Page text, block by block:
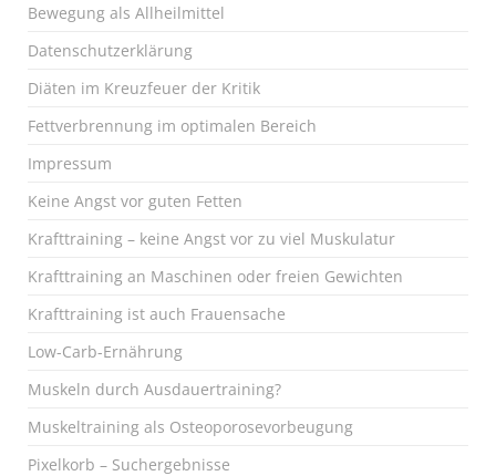
Bewegung als Allheilmittel
Datenschutzerklärung
Diäten im Kreuzfeuer der Kritik
Fettverbrennung im optimalen Bereich
Impressum
Keine Angst vor guten Fetten
Krafttraining – keine Angst vor zu viel Muskulatur
Krafttraining an Maschinen oder freien Gewichten
Krafttraining ist auch Frauensache
Low-Carb-Ernährung
Muskeln durch Ausdauertraining?
Muskeltraining als Osteoporosevorbeugung
Pixelkorb – Suchergebnisse